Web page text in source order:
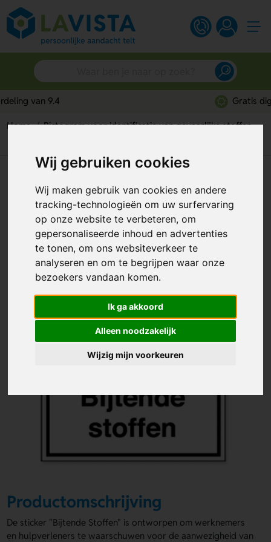
Wij gebruiken cookies
Wij maken gebruik van cookies en andere
tracking-technologieën om uw surfervaring
op onze website te verbeteren, om
gepersonaliseerde inhoud en advertenties
te tonen, om ons websiteverkeer te
analyseren en om te begrijpen waar onze
bezoekers vandaan komen.
Ik ga akkoord
Alleen noodzakelijk
Wijzig mijn voorkeuren
Home
Pictogram voor identificatie van gevaarlijke stoffen
Artikelnummer:116697
Productomschrijving
De sticker "Bijtende Stoffen" is ontworpen om werknemers
en hulpverleners te waarschuwen voor de aanwezigheid van